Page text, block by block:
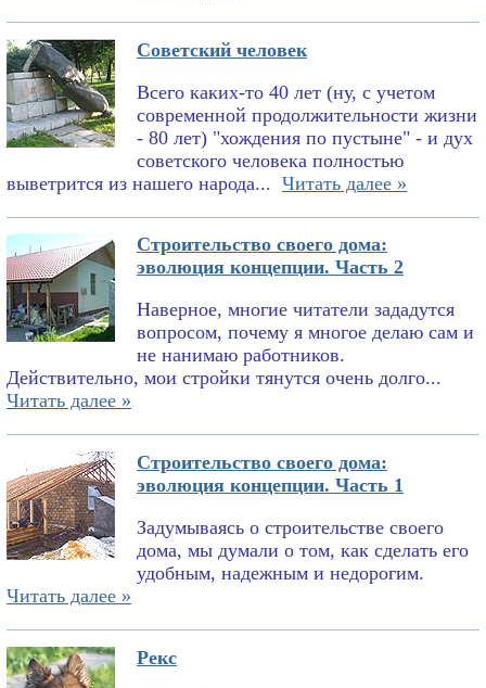
Советский человек
Всего каких-то 40 лет (ну, с учетом
современной продолжительности жизни
- 80 лет) "хождения по пустыне" - и дух
советского человека полностью
выветрится из нашего народа... Читать далее »
Строительство своего дома:
эволюция концепции. Часть 2
Наверное, многие читатели зададутся
вопросом, почему я многое делаю сам и
не нанимаю работников.
Действительно, мои стройки тянутся очень долго...
Читать далее »
Строительство своего дома:
эволюция концепции. Часть 1
Задумываясь о строительстве своего
дома, мы думали о том, как сделать его
удобным, надежным и недорогим.
Читать далее »
Рекс